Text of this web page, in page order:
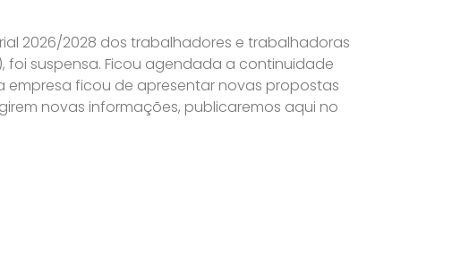
2026/2028 dos trabalhadores e trabalhadoras
foi suspensa. Ficou agendada a continuidade
empresa ficou de apresentar novas propostas
novas informações, publicaremos aqui no